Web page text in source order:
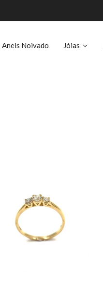
Aneis Noivado Jóias